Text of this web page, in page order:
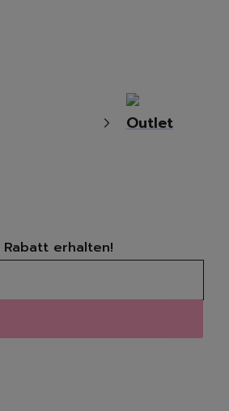
Outlet
Rabatt erhalten!